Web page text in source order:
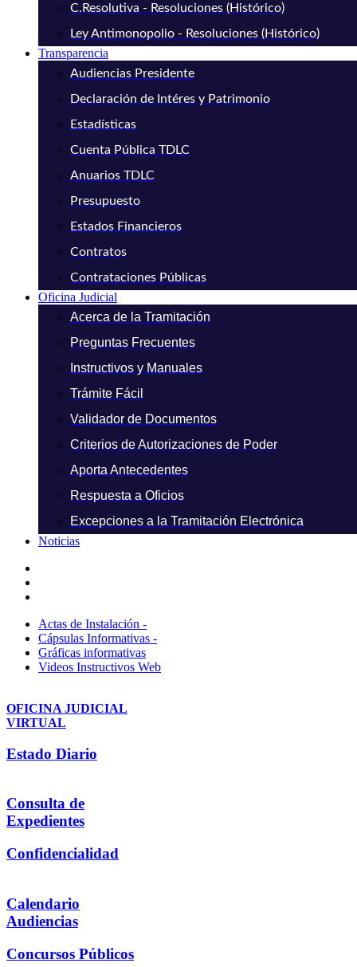
C.Resolutiva - Resoluciones (Histórico)
Ley Antimonopolio - Resoluciones (Histórico)
Transparencia
Audiencias Presidente
Declaración de Intéres y Patrimonio
Estadísticas
Cuenta Pública TDLC
Anuarios TDLC
Presupuesto
Estados Financieros
Contratos
Contrataciones Públicas
Oficina Judicial
Acerca de la Tramitación
Preguntas Frecuentes
Instructivos y Manuales
Trámite Fácil
Validador de Documentos
Criterios de Autorizaciones de Poder
Aporta Antecedentes
Respuesta a Oficios
Excepciones a la Tramitación Electrónica
Noticias
Actas de Instalación -
Cápsulas Informativas -
Gráficas informativas
Videos Instructivos Web
OFICINA JUDICIAL
VIRTUAL
Estado Diario
Consulta de
Expedientes
Confidencialidad
Calendario
Audiencias
Concursos Públicos